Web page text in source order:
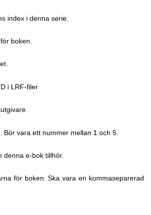
index i denna serie.
boken.
i LRF-filer
Bör vara ett nummer mellan 1 och 5.
denna e-bok tillhör.
för boken. Ska vara en kommaseparerad